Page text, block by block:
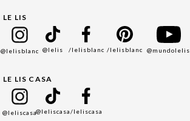
LE LIS
@lelisblanc @lelis /lelisblanc /lelisblanc @mundolelis
LE LIS CASA
@leliscasa@leliscasa/leliscasa